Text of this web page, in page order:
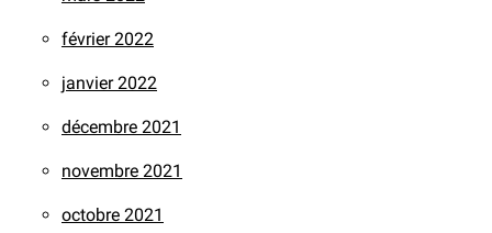
février 2022
janvier 2022
décembre 2021
novembre 2021
octobre 2021